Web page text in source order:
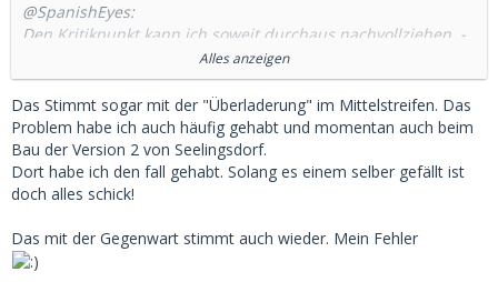
@SpanishEyes:
Den Kritikpunkt kann ich soweit durchaus nachvollziehen. -
Beim Bau hab ich auch oft nachgedacht, ob und was man
auf die Mittelstreifen setzten könnte.
Problem war es, das Mittel zwischen "Begrünungsgrad" und
Monotonie zu finden, und es dabei auch nicht zu überladen
wirken zu lassen.
- Glücklicherweise sind solche Details ja ohne größere
Umständlichkeiten später noch integrierbar
Ähnliches bei den Telefonzellen: Die Map ist ja Zeitlich an
Alles anzeigen
Das Stimmt sogar mit der "Überladerung" im Mittelstreifen. Das
Problem habe ich auch häufig gehabt und momentan auch beim
Bau der Version 2 von Seelingsdorf.
Dort habe ich den fall gehabt. Solang es einem selber gefällt ist
doch alles schick!
Das mit der Gegenwart stimmt auch wieder. Mein Fehler